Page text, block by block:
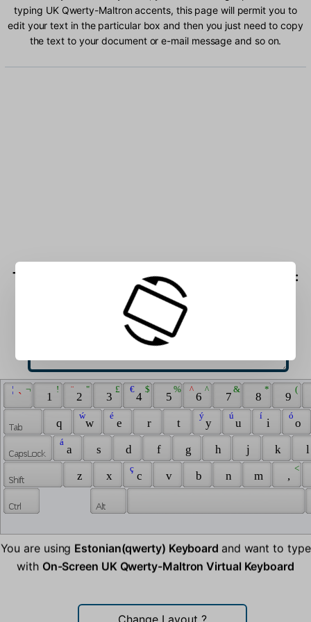
typing UK Qwerty-Maltron accents, this page will permit you to
edit your text in the particular box and then you just need to copy
the text to your document or e-mail message and so on.
Type UK Qwerty-Maltron characters into the box:
`
¬
¦
1
!
2
"
¨
3
£
4
$
€
5
%
6
^
^
7
&
8
*
9
(
q w
ẃ
e
é
r t y
ý
u
ú
i
í
o
ó
a
á
s d f g h j k
z
x c
ç
v b n m ,
<
You are using Estonian(qwerty) Keyboard and want to type
with On-Screen UK Qwerty-Maltron Virtual Keyboard
Change Layout ?